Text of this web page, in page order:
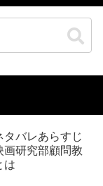
タバレあらすじ
画研究部顧問教
は